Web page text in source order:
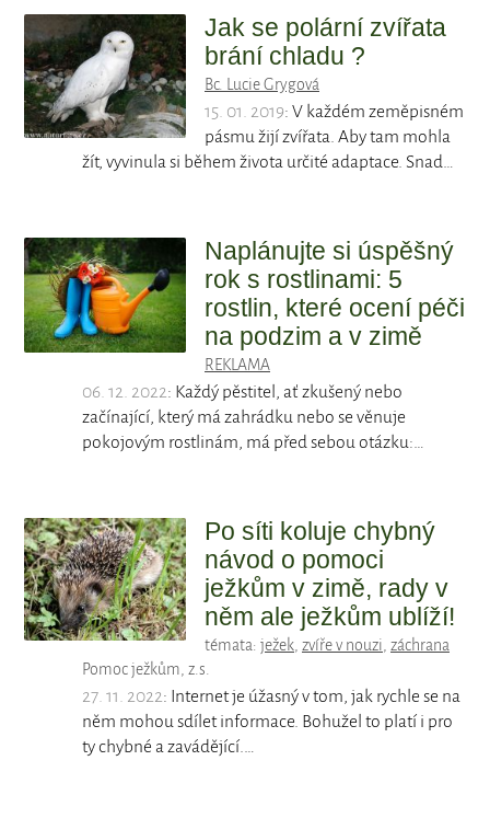
Jak se polární zvířata
brání chladu ?
Bc. Lucie Grygová
15. 01. 2019: V každém zeměpisném
pásmu žijí zvířata. Aby tam mohla
žít, vyvinula si během života určité adaptace. Snad…
Naplánujte si úspěšný
rok s rostlinami: 5
rostlin, které ocení péči
na podzim a v zimě
REKLAMA
06. 12. 2022: Každý pěstitel, ať zkušený nebo
začínající, který má zahrádku nebo se věnuje
pokojovým rostlinám, má před sebou otázku:…
Po síti koluje chybný
návod o pomoci
ježkům v zimě, rady v
něm ale ježkům ublíží!
témata: ježek, zvíře v nouzi, záchrana
Pomoc ježkům, z.s.
27. 11. 2022: Internet je úžasný v tom, jak rychle se na
něm mohou sdílet informace. Bohužel to platí i pro
ty chybné a zavádějící.…